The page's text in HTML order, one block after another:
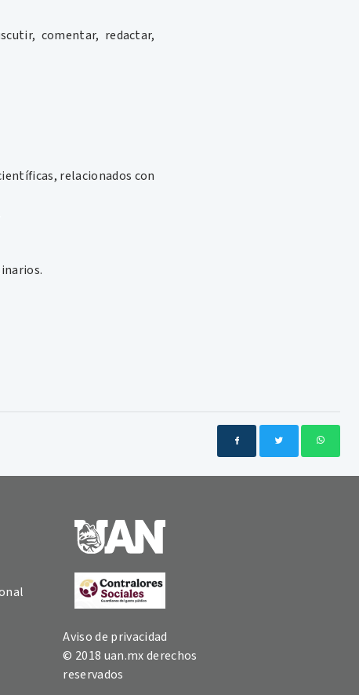
comentar, redactar,
relacionados con
Aviso de privacidad
© 2018 uan.mx derechos
reservados